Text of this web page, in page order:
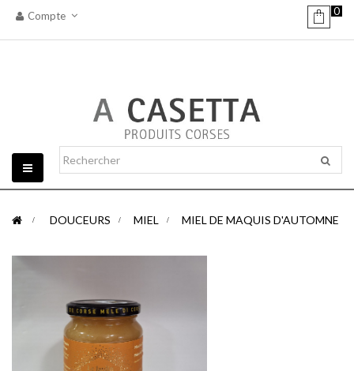
0
Compte
Basculer
la
>
DOUCEURS > MIEL > MIEL DE MAQUIS D'AUTOMNE